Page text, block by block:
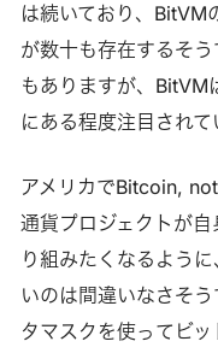
は続いており、BitVM
が数十も存在するそ
もありますが、BitVM
にある程度注目されて
アメリカでBitcoin,
通貨プロジェクトが
り組みたくなるよう
いのは間違いなさそ
タマスクを使ってビ